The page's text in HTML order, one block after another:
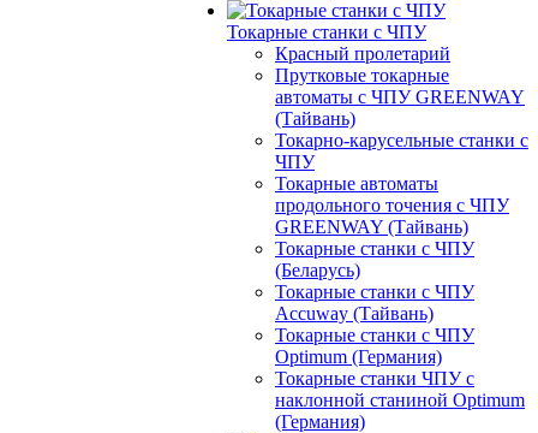
Токарные станки с ЧПУ
Красный пролетарий
Прутковые токарные
автоматы с ЧПУ GREENWAY
(Тайвань)
Токарно-карусельные станки с
ЧПУ
Токарные автоматы
продольного точения с ЧПУ
GREENWAY (Тайвань)
Токарные станки с ЧПУ
(Беларусь)
Токарные станки с ЧПУ
Accuway (Тайвань)
Токарные станки с ЧПУ
Optimum (Германия)
Токарные станки ЧПУ с
наклонной станиной Optimum
(Германия)